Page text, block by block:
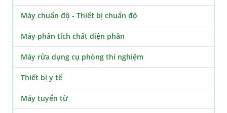
Máy chuẩn độ - Thiết bị chuẩn độ
Máy phân tích chất điện phân
Máy rửa dụng cụ phòng thí nghiệm
Thiết bị y tế
Máy tuyển từ